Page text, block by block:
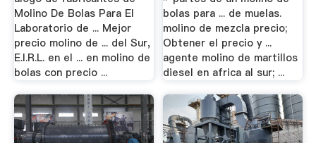
Molino De Bolas Para El
Laboratorio de ... Mejor
precio molino de ... del Sur,
E.I.R.L. en el ... en molino de
bolas con precio ...
bolas para ... de muelas.
molino de mezcla precio;
Obtener el precio y ...
agente molino de martillos
diesel en africa al sur; ...